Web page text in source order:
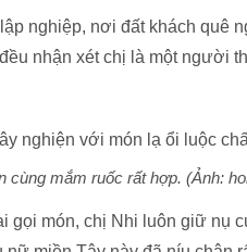
nghiệp, nơi đất khách quê
nhận xét chị là một người
cùng mắm ruốc rất hợp. (Ảnh:
gọi món, chị Nhi luôn giữ nụ